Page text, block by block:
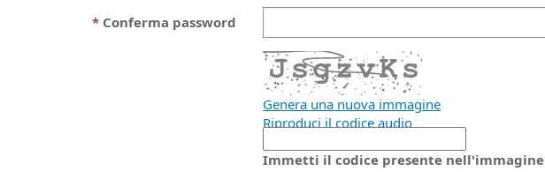
Conferma password
Genera una nuova immagine
Riproduci il codice audio
nuova
Immetti il codice presente nell'immagine